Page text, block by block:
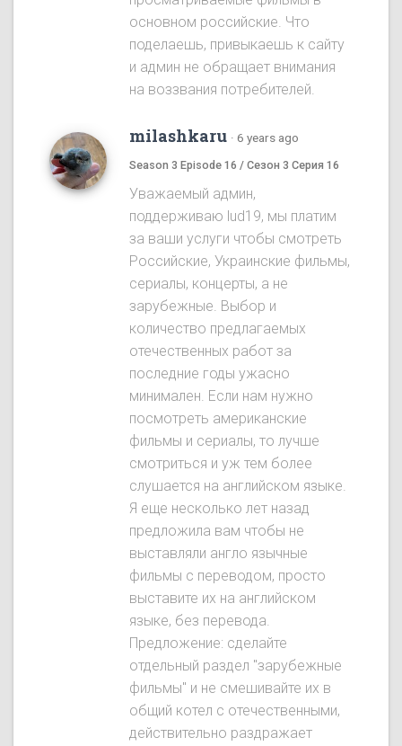
основном российские. Что
поделаешь, привыкаешь к сайту
и админ не обращает внимания
на воззвания потребителей.
milashkaru · 6 years ago
Season 3 Episode 16 / Сезон 3 Серия 16
Уважаемый админ,
поддерживаю lud19, мы платим
за ваши услуги чтобы смотреть
Российские, Украинские фильмы,
сериалы, концерты, а не
зарубежные. Выбор и
количество предлагаемых
отечественных работ за
последние годы ужасно
минимален. Если нам нужно
посмотреть американские
фильмы и сериалы, то лучше
смотриться и уж тем более
слушается на английском языке.
Я еще несколько лет назад
предложила вам чтобы не
выставляли англо язычные
фильмы с переводом, просто
выставите их на английском
языке, без перевода.
Предложение: сделайте
отдельный раздел "зарубежные
фильмы" и не смешивайте их в
общий котел с отечественными,
действительно раздражает